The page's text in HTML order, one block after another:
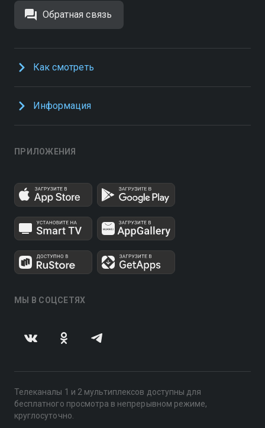
Обратная связь
Как смотреть
Информация
ПРИЛОЖЕНИЯ
МЫ В СОЦСЕТЯХ
Телеканалы 1 и 2 мультиплексов доступны для
бесплатного просмотра в непрерывном режиме,
круглосуточно.